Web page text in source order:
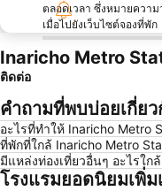
ตลอดเวลา ซึ่งหมายควา
เมื่อไปยังเว็บไซต์จองที่พัก
Inaricho Metro
ติดต่อ
คำถามที่พบบ่อยเกี่ย
อะไรที่ทำให้ Inaricho Metro
ที่พักที่ใกล้ Inaricho Metro
มีแหล่งท่องเที่ยวอื่นๆ อะไรใก
โรงแรมยอดนิยมเพิ่ม